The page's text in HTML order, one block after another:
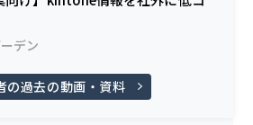
デン
の過去の動画・資料